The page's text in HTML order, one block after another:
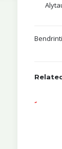
Bendrinti